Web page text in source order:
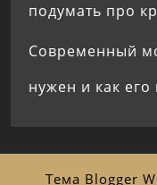
подумать про
Современный
нужен и как
Тема Blogger